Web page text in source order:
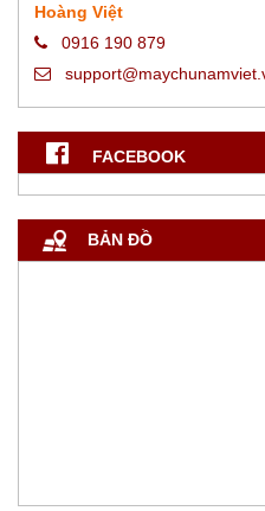
Hoàng Việt
0916 190 879
FACEBOOK
BẢN ĐỒ